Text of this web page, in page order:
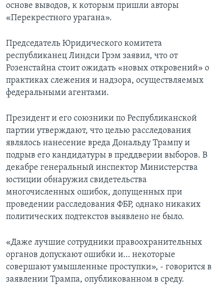
основе выводов, к которым пришли авторы
«Перекрестного урагана».
Председатель Юридического комитета
республиканец Линдси Грэм заявил, что от
Розенстайна стоит ожидать «новых откровений» о
практиках слежения и надзора, осуществляемых
федеральными агентами.
Президент и его союзники по Республиканской
партии утверждают, что целью расследования
являлось нанесение вреда Дональду Трампу и
подрыв его кандидатуры в преддверии выборов. В
декабре генеральный инспектор Министерства
юстиции обнаружил свидетельства
многочисленных ошибок, допущенных при
проведении расследования ФБР, однако никаких
политических подтекстов выявлено не было.
«Даже лучшие сотрудники правоохранительных
органов допускают ошибки и… некоторые
совершают умышленные проступки», - говорится в
заявлении Трампа, опубликованном в среду.